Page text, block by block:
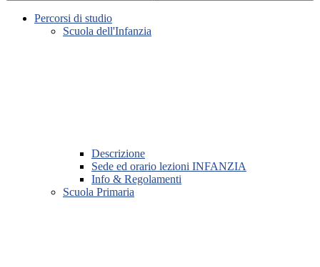
Percorsi di studio
Scuola dell'Infanzia
Descrizione
Sede ed orario lezioni INFANZIA
Info & Regolamenti
Scuola Primaria